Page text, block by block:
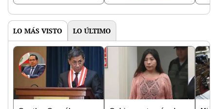
LO MÁS VISTO LO ÚLTIMO